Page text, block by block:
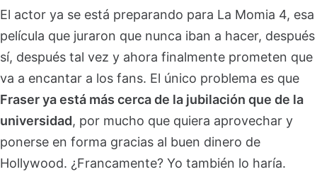
El actor ya se está preparando para La Momia 4, esa
película que juraron que nunca iban a hacer, después
sí, después tal vez y ahora finalmente prometen que
va a encantar a los fans. El único problema es que
Fraser ya está más cerca de la jubilación que de la
universidad, por mucho que quiera aprovechar y
ponerse en forma gracias al buen dinero de
Hollywood. ¿Francamente? Yo también lo haría.